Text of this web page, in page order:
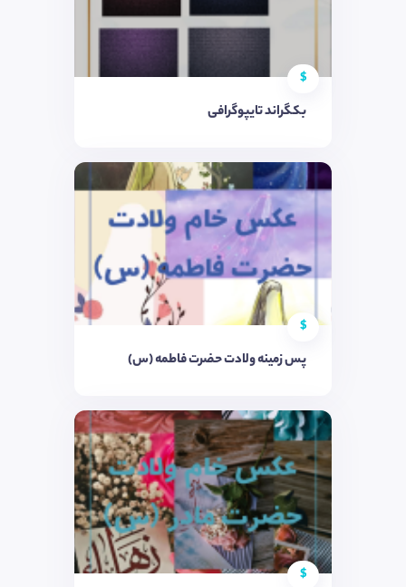
$
بکگراند تایپوگرافی
$
پس زمینه ولادت حضرت فاطمه (س)
$